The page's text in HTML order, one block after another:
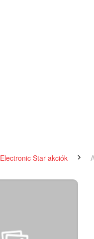
Electronic Star akciók